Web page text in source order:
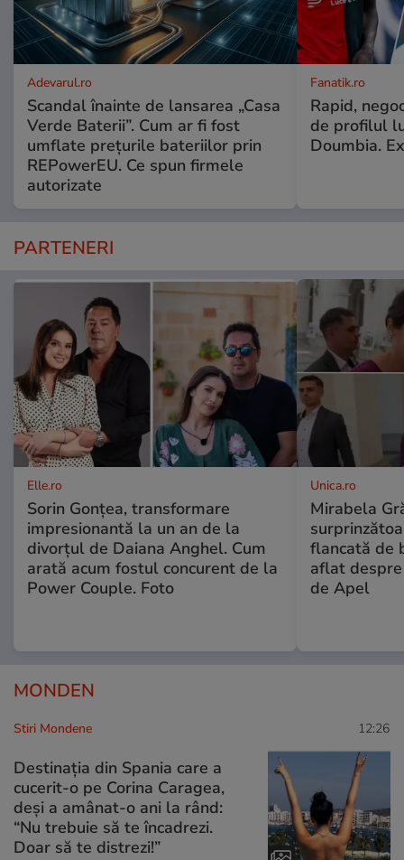
Adevarul.ro
Scandal înainte de lansarea „Casa
Verde Baterii”. Cum ar fi fost
umflate prețurile bateriilor prin
REPowerEU. Ce spun firmele
autorizate
Fanatik.ro
Rapid,
de profilul
Doumbia.
PARTENERI
Elle.ro
Sorin Gonțea, transformare
impresionantă la un an de la
divorțul de Daiana Anghel. Cum
arată acum fostul concurent de la
Power Couple. Foto
Unica.ro
Mirabela
flancată de
aflat
de Apel
MONDEN
Stiri Mondene 12:26
Destinația din Spania care a
cucerit-o pe Corina Caragea,
deși a amânat-o ani la rând:
“Nu trebuie să te încadrezi.
Doar să te distrezi!”